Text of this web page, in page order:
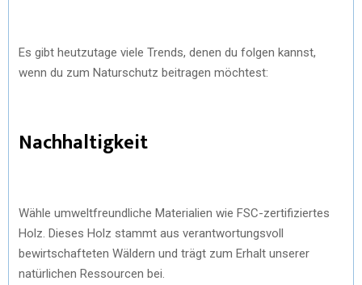
Es gibt heutzutage viele Trends, denen du folgen kannst,
wenn du zum Naturschutz beitragen möchtest:
Nachhaltigkeit
Wähle umweltfreundliche Materialien wie FSC-zertifiziertes
Holz. Dieses Holz stammt aus verantwortungsvoll
bewirtschafteten Wäldern und trägt zum Erhalt unserer
natürlichen Ressourcen bei.